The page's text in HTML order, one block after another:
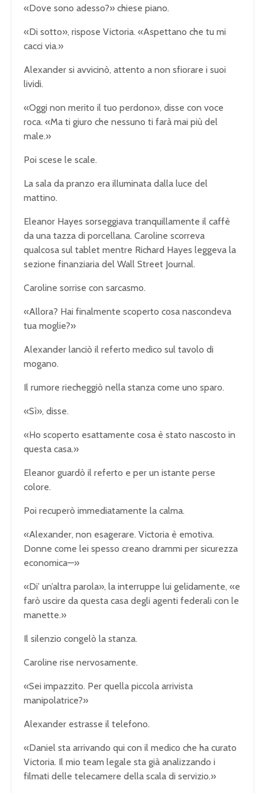
«Dove sono adesso?» chiese piano.
«Di sotto», rispose Victoria. «Aspettano che tu mi
cacci via.»
Alexander si avvicinò, attento a non sfiorare i suoi
lividi.
«Oggi non merito il tuo perdono», disse con voce
roca. «Ma ti giuro che nessuno ti farà mai più del
male.»
Poi scese le scale.
La sala da pranzo era illuminata dalla luce del
mattino.
Eleanor Hayes sorseggiava tranquillamente il caffè
da una tazza di porcellana. Caroline scorreva
qualcosa sul tablet mentre Richard Hayes leggeva la
sezione finanziaria del Wall Street Journal.
Caroline sorrise con sarcasmo.
«Allora? Hai finalmente scoperto cosa nascondeva
tua moglie?»
Alexander lanciò il referto medico sul tavolo di
mogano.
Il rumore riecheggiò nella stanza come uno sparo.
«Sì», disse.
«Ho scoperto esattamente cosa è stato nascosto in
questa casa.»
Eleanor guardò il referto e per un istante perse
colore.
Poi recuperò immediatamente la calma.
«Alexander, non esagerare. Victoria è emotiva.
Donne come lei spesso creano drammi per sicurezza
economica—»
«Di’ un’altra parola», la interruppe lui gelidamente, «e
farò uscire da questa casa degli agenti federali con le
manette.»
Il silenzio congelò la stanza.
Caroline rise nervosamente.
«Sei impazzito. Per quella piccola arrivista
manipolatrice?»
Alexander estrasse il telefono.
«Daniel sta arrivando qui con il medico che ha curato
Victoria. Il mio team legale sta già analizzando i
filmati delle telecamere della scala di servizio.»